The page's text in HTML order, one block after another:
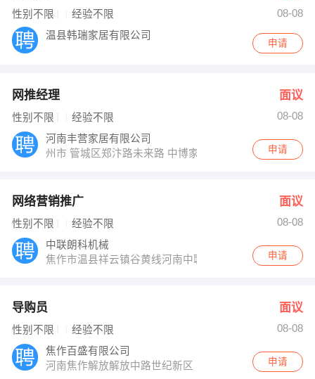
性别不限 经验不限
08-08
温县韩瑞家居有限公司
申请
网推经理 面议
性别不限 经验不限
08-08
河南丰营家居有限公司
州市 管城区郑汴路未来路 中博家具中心
申请
网络营销推广 面议
性别不限 经验不限
08-08
中联朗科机械
焦作市温县祥云镇谷黄线河南中联朗科机械设备制造有限
申请
导购员 面议
性别不限 经验不限
08-08
焦作百盛有限公司
河南焦作解放解放中路世纪新区
申请